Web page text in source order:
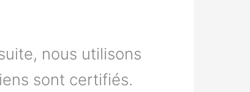
nous utilisons
sont certifiés.